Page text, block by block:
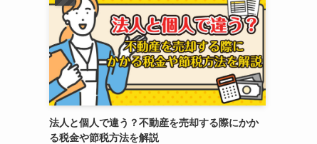
法人と個人で違う？不動産を売却する際にかか
る税金や節税方法を解説